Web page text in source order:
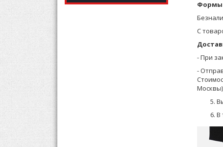
Легкие
"Fresh
Носки
В
Формы
С
- При
-